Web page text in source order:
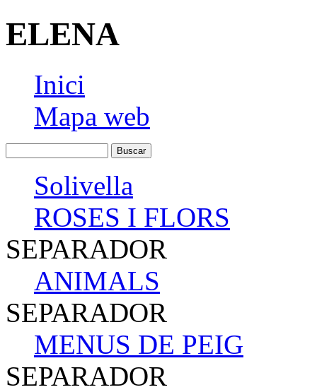
ELENA
Inici
Mapa web
Solivella
ROSES I FLORS
SEPARADOR
ANIMALS
SEPARADOR
MENUS DE PEIG
SEPARADOR